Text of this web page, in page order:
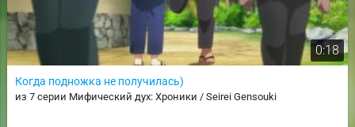
0:18
Когда подножка не получилась)
из 7 серии Мифический дух: Хроники / Seirei Gensouki